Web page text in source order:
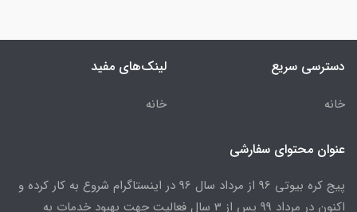
دسترسی سریع
خانه
لینک‌های مفید
خانه
عنوان محتوای سفارشی
پیج کره بیوتی 96 از مرداد سال 96 در اینستاگرام شروع به کار کرده و
اکنون در مرداد 99 پس از 3 سال فعالیت جهت بهبود خدمات به